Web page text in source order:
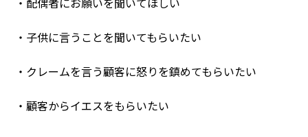
・子供に言うことを聞いてもらいたい
・クレームを言う顧客に怒りを鎮めてもらいたい
・顧客からイエスをもらいたい